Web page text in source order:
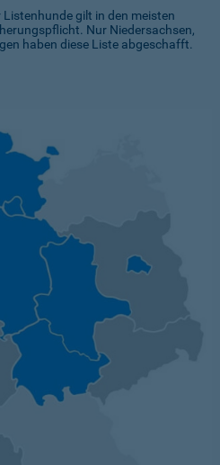
Listenhunde gilt in den meisten
Nur Niedersachsen,
haben diese Liste abgeschafft.